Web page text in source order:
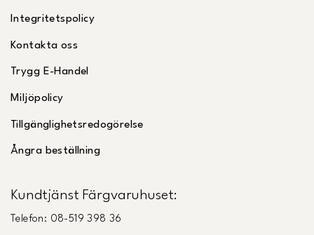
Integritetspolicy
Kontakta oss
Trygg E-Handel
Miljöpolicy
Tillgänglighetsredogörelse
Ångra beställning
Kundtjänst Färgvaruhuset:
Telefon: 08-519 398 36